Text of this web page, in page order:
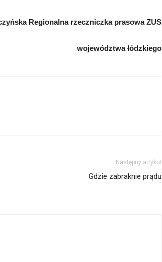
Regionalna rzeczniczka prasowa ZUS
województwa łódzkiego
Następny artykuł
Gdzie zabraknie prądu